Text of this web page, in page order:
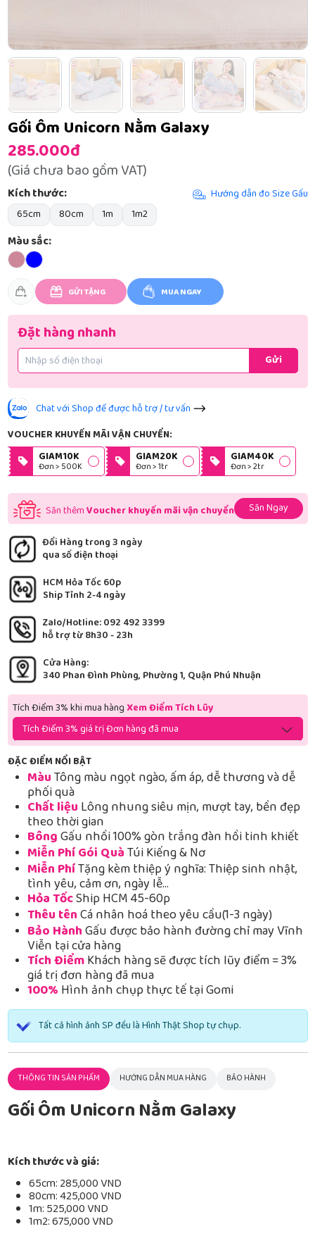
Gối Ôm Unicorn Nằm Galaxy
285.000đ
(Giá chưa bao gồm VAT)
Kích thước:
Hướng dẫn đo Size Gấu
65cm
80cm 1m 1m2
Màu sắc:
GỬI TẶNG MUA NGAY
Đặt hàng nhanh
Gửi
Chat với Shop để được hỗ trợ / tư vấn
VOUCHER KHUYẾN MÃI VẬN CHUYỂN:
GIAM10K
Đơn > 500K
GIAM20K
Đơn > 1tr
GIAM40K
Đơn > 2tr
Săn thêmVoucher khuyến mãi vận chuyển Săn Ngay
Đổi Hàng trong 3 ngày
qua số điện thoại
HCM Hỏa Tốc 60p
Ship Tỉnh 2-4 ngày
Zalo/Hotline: 092 492 3399
hỗ trợ từ 8h30 - 23h
Cửa Hàng:
340 Phan Đình Phùng, Phường 1, Quận Phú Nhuận
Tích Điểm 3% khi mua hàng Xem Điểm Tích Lũy
Tích Điểm 3% giá trị Đơn hàng đã mua
ĐẶC ĐIỂM NỔI BẬT
MàuTông màu ngọt ngào, ấm áp, dễ thương và dễ
phối quà
Chất liệu Lông nhung siêu mịn, mượt tay, bền đẹp
theo thời gian
BôngGấu nhồi 100% gòn trắng đàn hồi tinh khiết
Miễn Phí Gói QuàTúi Kiếng & Nơ
Miễn PhíTặng kèm thiệp ý nghĩa: Thiệp sinh nhật,
tình yêu, cảm ơn, ngày lễ…
Hỏa TốcShip HCM 45-60p
Thêu tênCá nhân hoá theo yêu cầu(1-3 ngày)
Bảo HànhGấu được bảo hành đường chỉ may Vĩnh
Viễn tại cửa hàng
Tích ĐiểmKhách hàng sẽ được tích lũy điểm = 3%
giá trị đơn hàng đã mua
100% Hình ảnh chụp thực tế tại Gomi
Tất cả hình ảnh SP đều là Hình Thật Shop tự chụp.
THÔNG TIN SẢN PHẨM HƯỚNG DẪN MUA HÀNG BẢO HÀNH
Gối Ôm Unicorn Nằm Galaxy
Kích thước và giá:
65cm: 285,000 VND
80cm: 425,000 VND
1m: 525,000 VND
1m2: 675,000 VND